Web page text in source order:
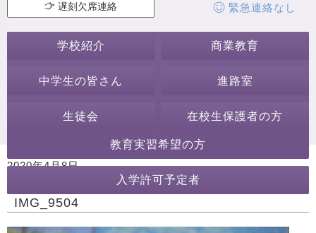
遅刻欠席連絡 緊急連絡なし
学校紹介 商業教育
中学生の皆さん 進路室
生徒会 在校生保護者の方
教育実習希望の方
入学許可予定者
2020年4月8日
IMG_9504